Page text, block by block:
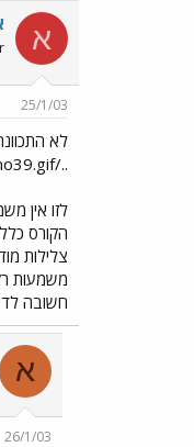
א
25/1/03
לא
../images/Emo39.gif
לזו אין
הקורס
צלילות
משמעות
חשובה
א
26/1/03